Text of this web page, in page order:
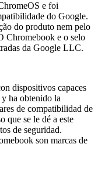
e foi
do Google.
do produto nem pelo
Chromebook e o selo
da Google LLC.
dispositivos capaces
ha obtenido la
de compatibilidad de
que se le dé a este
de seguridad.
son marcas de